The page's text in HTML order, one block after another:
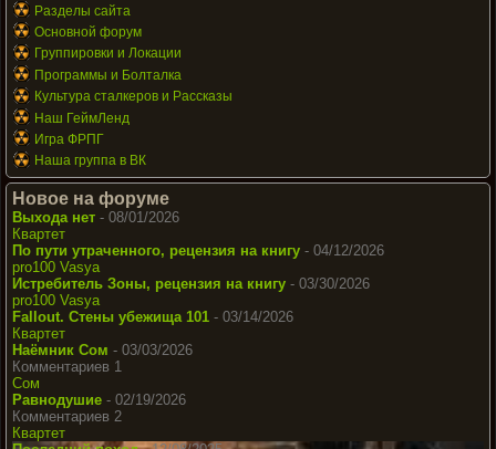
Разделы сайта
Основной форум
Группировки и Локации
Программы и Болталка
Культура сталкеров и Рассказы
Наш ГеймЛенд
Игра ФРПГ
Наша группа в ВК
Новое на форуме
Выхода нет - 08/01/2026
Квартет
По пути утраченного, рецензия на книгу - 04/12/2026
pro100 Vasya
Истребитель Зоны, рецензия на книгу - 03/30/2026
pro100 Vasya
Fallout. Стены убежища 101 - 03/14/2026
Квартет
Наёмник Сом - 03/03/2026
Комментариев 1
Сом
Равнодушие - 02/19/2026
Комментариев 2
Квартет